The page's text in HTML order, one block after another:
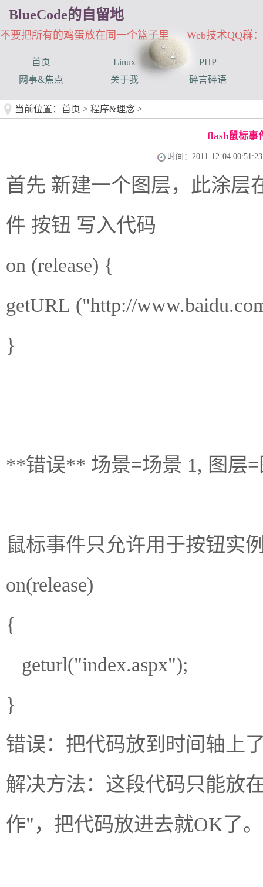
BlueCode的自留地
不要把所有的鸡蛋放在同一个篮子里 Web技术QQ群：
首页 Linux
PHP
网事&焦点
关于我 碎言碎语
当前位置： 首页 > 程序&理念 >
flash鼠标事
时间：2011-12-04 00:51:23
首先 新建一个图层，此涂层
件 按钮 写入代码
on (release) {
getURL ("http://
}
**错误** 场景=场景 1, 图层=
鼠标事件只允许用于按钮实
on(release)
{
geturl("index.aspx");
}
错误：把代码放到时间轴上
解决方法：这段代码只能放
作"，把代码放进去就OK了。